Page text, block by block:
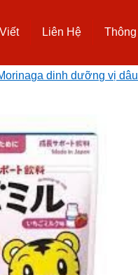
Liên Hệ Thông
dinh dưỡng vị